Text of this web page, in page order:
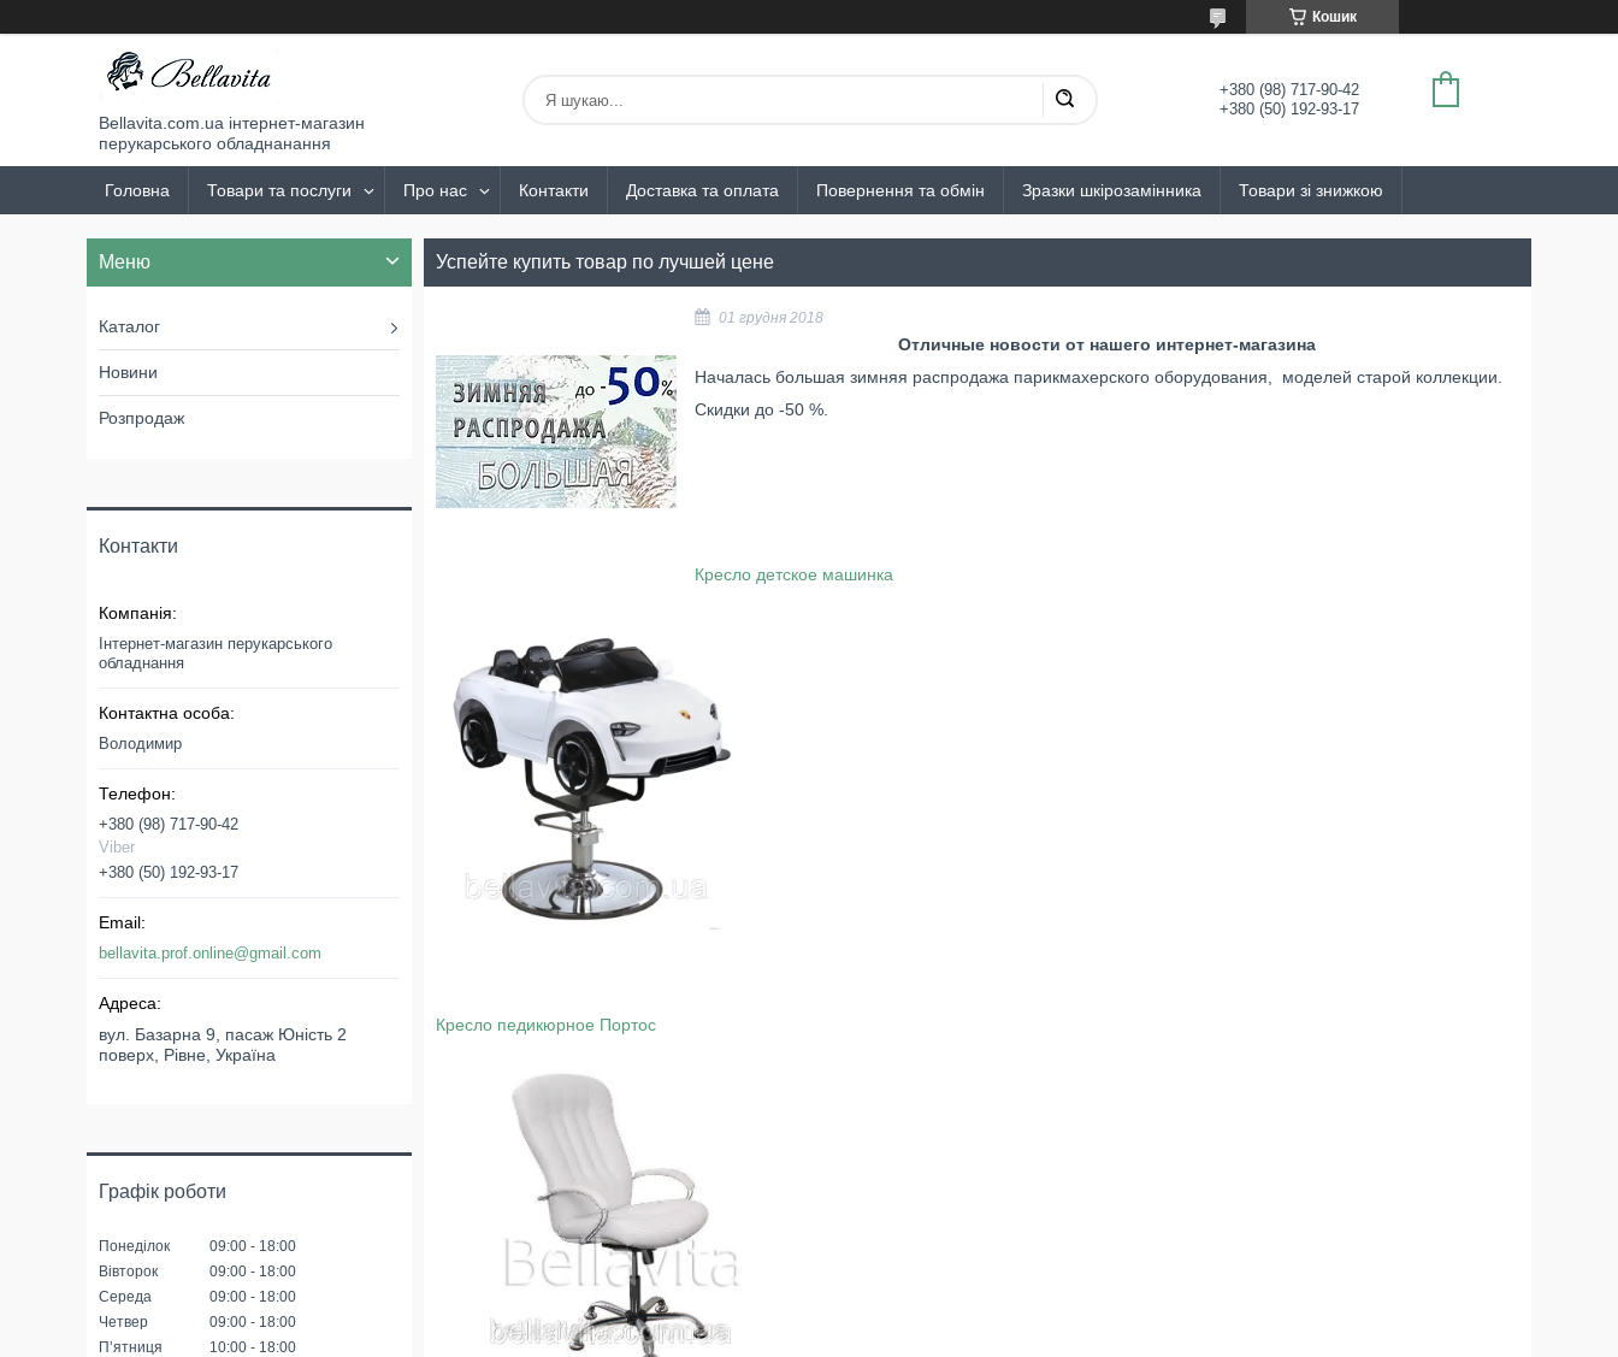
Кошик
Bellavita.com.ua інтернет-магазин
перукарського обладнанання
+380 (98) 717-90-42
+380 (50) 192-93-17
Головна Товари та послуги Про нас Контакти Доставка та оплата Повернення та обмін Зразки шкірозамінника Товари зі знижкою
Успейте купить товар по лучшей цене
01 грудня 2018
Отличные новости от нашего интернет-магазина
Началась большая зимняя распродажа парикмахерского оборудования, моделей старой коллекции.
Скидки до -50 %.
Кресло детское машинка
Кресло педикюрное Портос
Каталог
Новини
Розпродаж
Контакти
Інтернет-магазин перукарського
обладнання
Володимир
+380 (98) 717-90-42
Viber
+380 (50) 192-93-17
bellavita.prof.online@gmail.com
вул. Базарна 9, пасаж Юність 2
поверх, Рівне, Україна
Графік роботи
Понеділок 09:00
18:00
Вівторок
09:00
18:00
Середа
09:00
18:00
Четвер
09:00
18:00
Пʼятниця
10:00
18:00